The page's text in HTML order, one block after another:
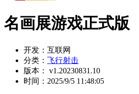
名画展游戏正式版
开发： 互联网
分类： 飞行射击
版本：
v1.20230831.10
时间： 2025/9/5 11:48:05